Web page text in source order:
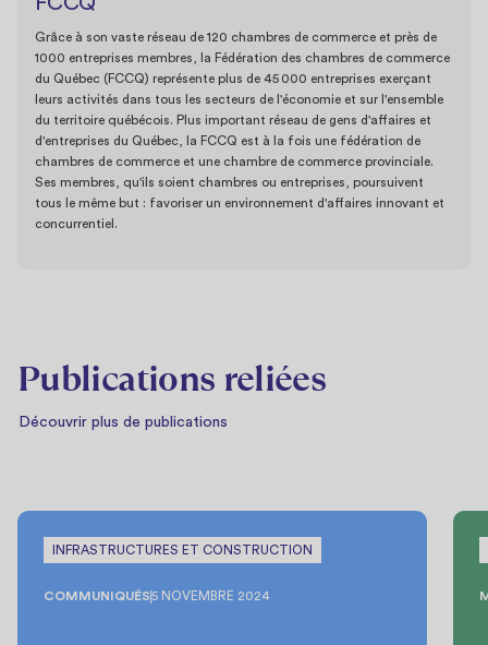
Grâce à son vaste réseau de 120 chambres de commerce et près de
1000 entreprises membres, la Fédération des chambres de commerce
du Québec (FCCQ) représente plus de 45 000 entreprises exerçant
leurs activités dans tous les secteurs de l'économie et sur l'ensemble
du territoire québécois. Plus important réseau de gens d'affaires et
d'entreprises du Québec, la FCCQ est à la fois une fédération de
chambres de commerce et une chambre de commerce provinciale.
Ses membres, qu'ils soient chambres ou entreprises, poursuivent
tous le même but : favoriser un environnement d'affaires innovant et
concurrentiel.
Publications reliées
Découvrir plus de publications
INFRASTRUCTURES ET CONSTRUCTION
COMMUNIQUÉS5 NOVEMBRE 2024